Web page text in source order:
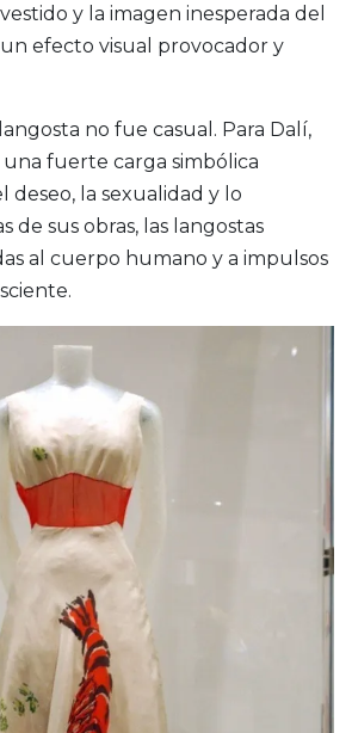
y la imagen inesperada del
efecto visual provocador y
no fue casual. Para Dalí,
fuerte carga simbólica
deseo, la sexualidad y lo
de sus obras, las langostas
al cuerpo humano y a impulsos